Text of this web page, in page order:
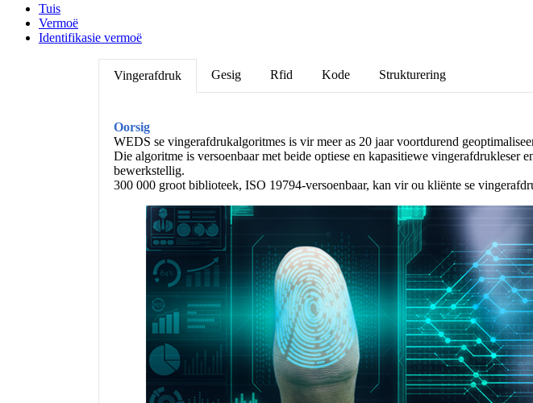
Tuis
Vermoë
Identifikasie vermoë
Vingerafdruk Gesig Rfid Kode Strukturering
Oorsig
WEDS se vingerafdrukalgoritmes is vir meer as 20 jaar voortdurend
Die algoritme is versoenbaar met beide optiese en kapasitiewe
bewerkstellig.
300 000 groot biblioteek, ISO 19794-versoenbaar, kan vir ou kliënte se